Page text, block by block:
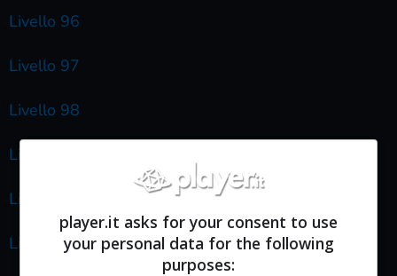
Livello 96
Livello 97
Livello 98
Livello 99
Livello 100
Livello 101
player.it asks for your consent to use
your personal data for the following
purposes: